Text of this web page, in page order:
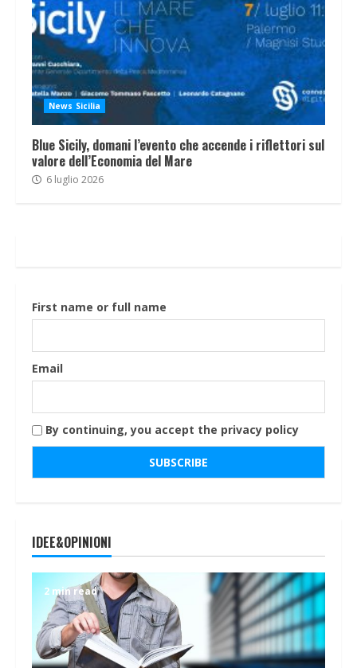
News Sicilia
Blue Sicily, domani l’evento che accende i riflettori sul
valore dell’Economia del Mare
6 luglio 2026
First name or full name
Email
By continuing, you accept the privacy policy
IDEE&OPINIONI
2 min read